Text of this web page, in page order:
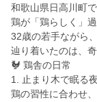
和歌山県日高川町
鶏が「鶏らしく」
32歳の若手ながら
辿り着いたのは、
​🐓 鶏舎の日常
​1. 止まり木で眠る夜
鶏の習性に合わせ